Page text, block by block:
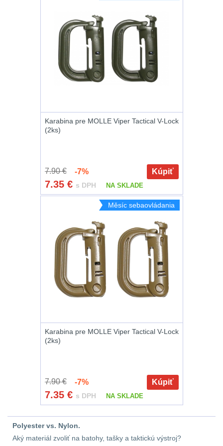
ZBRANIAM(661)
Montáže na zbraň 556
Montáže pro svítilny
Boční montáže11
Montáže na hlaveň3
Předpažbí55
Pažby51
Raily, lišty, krytky66
Přední taktické
Mechanická mířidla
Dvojnožky 39
Príslušenstvo18
Karabina pre MOLLE Viper Tactical V-Lock
(2ks)
7.90 €-7% Kúpiť
7.35 € s DPH NA SKLADE
Měsíc sebaovládania
Karabina pre MOLLE Viper Tactical V-Lock
(2ks)
7.90 €-7% Kúpiť
7.35 € s DPH NA SKLADE
Polyester vs. Nylon.
Aký materiál zvoliť na batohy, tašky a taktickú výstroj?